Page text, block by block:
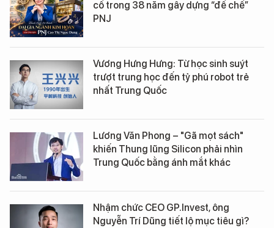
cố trong 38 năm gây dựng “đế chế”
PNJ
Vương Hưng Hưng: Từ học sinh suýt
trượt trung học đến tỷ phú robot trẻ
nhất Trung Quốc
Lương Văn Phong – "Gã mọt sách"
khiến Thung lũng Silicon phải nhìn
Trung Quốc bằng ánh mắt khác
Nhậm chức CEO GP.Invest, ông
Nguyễn Trí Dũng tiết lộ mục tiêu gì?